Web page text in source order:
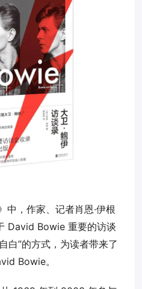
中，作家、记者肖恩·伊根
David Bowie 重要的访谈
白”的方式，为读者带来了
Bowie。